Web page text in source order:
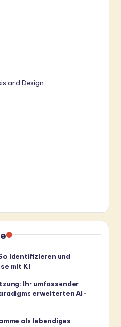
and Design
identifizieren und
mit KI
Ihr umfassender
erweiterten AI-
als lebendiges